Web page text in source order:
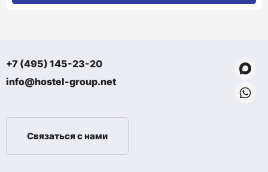
+7 (495) 145-23-20
info@hostel-group.net
Связаться с нами